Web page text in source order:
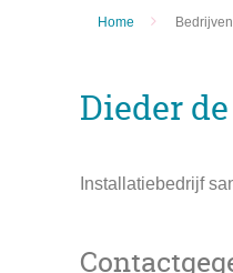
Home
Dieder
Installatiebedrijf